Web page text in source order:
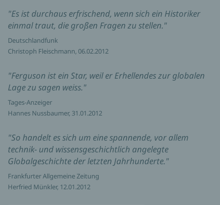
"Es ist durchaus erfrischend, wenn sich ein Historiker
einmal traut, die großen Fragen zu stellen."
Deutschlandfunk
Christoph Fleischmann, 06.02.2012
"Ferguson ist ein Star, weil er Erhellendes zur globalen
Lage zu sagen weiss."
Tages-Anzeiger
Hannes Nussbaumer, 31.01.2012
"So handelt es sich um eine spannende, vor allem
technik- und wissensgeschichtlich angelegte
Globalgeschichte der letzten Jahrhunderte."
Frankfurter Allgemeine Zeitung
Herfried Münkler, 12.01.2012